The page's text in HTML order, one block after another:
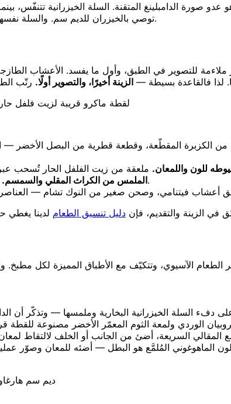
صورة الدامبلينغ المتقنة. السلة الخيزرانية تتنفّس،
توصي بالخيزران للديم سم. والسلة نفسها هدية للكاميرا أيضًا: فملمسها المنسوج الدافئ خلفية جاهزة.
ملاءمة للتصوير في الطبق، وأول ما يفسد. الأعشاب
لذا فالقاعدة بسيطة — الزينة أخيرًا، والتصوير أولًا.
لقطة ماكرو قريبة لزيت فلفل
الكزبرة المقطّعة، وقطعة قطرية من البصل الأخضر —
للون واللمعان.
الملمس من الكراث المقلي والسمسم.يضيفان قرمشة تشعر بها العين وإحساسًا بالمقياس على سطح أملس لولاهما.
في الزينة والتقديم، فإن دليل تنسيق الطعام
دفء السلة الخيزرانية البخارية وملمسها — وتذكّر
الوردي ولمعة الثوم المعمّر الأخضر مصنوعة
المقالي السريعة، أضئ من الجانب أو الخلف لالتقاط
الماهوغوني المُلمَّع هو البطل — أضئه للمعان وصوّر
ديم سم